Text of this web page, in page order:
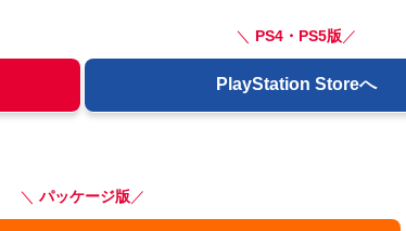
＼ PS4・PS5版／
PlayStation Storeへ
＼ パッケージ版／